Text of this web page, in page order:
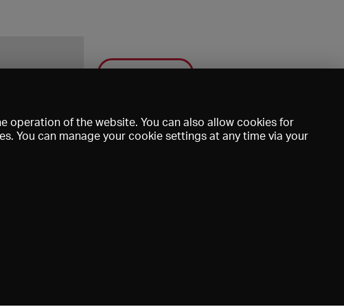
Save
operation of the website. You can also allow cookies for
You can manage your cookie settings at any time via your